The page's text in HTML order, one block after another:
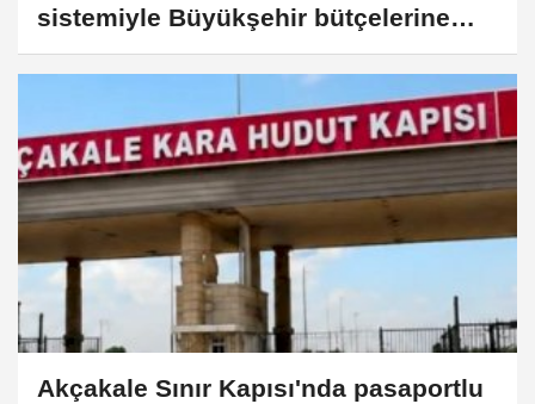
sistemiyle Büyükşehir bütçelerine
katkı sundu
Akçakale Sınır Kapısı'nda pasaportlu